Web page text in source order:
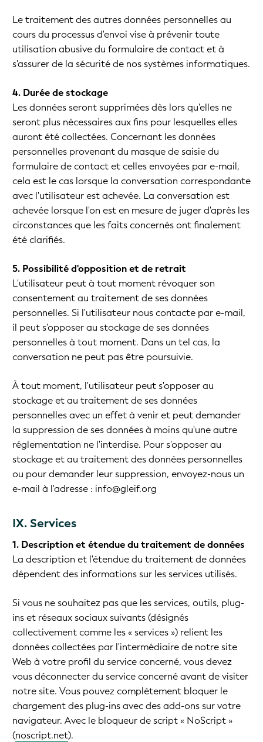
Le traitement des autres données personnelles au
cours du processus d'envoi vise à prévenir toute
utilisation abusive du formulaire de contact et à
s'assurer de la sécurité de nos systèmes informatiques.
4. Durée de stockage
Les données seront supprimées dès lors qu'elles ne
seront plus nécessaires aux fins pour lesquelles elles
auront été collectées. Concernant les données
personnelles provenant du masque de saisie du
formulaire de contact et celles envoyées par e-mail,
cela est le cas lorsque la conversation correspondante
avec l'utilisateur est achevée. La conversation est
achevée lorsque l'on est en mesure de juger d'après les
circonstances que les faits concernés ont finalement
été clarifiés.
5. Possibilité d'opposition et de retrait
L'utilisateur peut à tout moment révoquer son
consentement au traitement de ses données
personnelles. Si l'utilisateur nous contacte par e-mail,
il peut s'opposer au stockage de ses données
personnelles à tout moment. Dans un tel cas, la
conversation ne peut pas être poursuivie.
À tout moment, l'utilisateur peut s'opposer au
stockage et au traitement de ses données
personnelles avec un effet à venir et peut demander
la suppression de ses données à moins qu'une autre
réglementation ne l'interdise. Pour s'opposer au
stockage et au traitement des données personnelles
ou pour demander leur suppression, envoyez-nous un
e-mail à l'adresse : info@gleif.org
IX. Services
1. Description et étendue du traitement de données
La description et l'étendue du traitement de données
dépendent des informations sur les services utilisés.
Si vous ne souhaitez pas que les services, outils, plug-
ins et réseaux sociaux suivants (désignés
collectivement comme les « services ») relient les
données collectées par l'intermédiaire de notre site
Web à votre profil du service concerné, vous devez
vous déconnecter du service concerné avant de visiter
notre site. Vous pouvez complètement bloquer le
chargement des plug-ins avec des add-ons sur votre
navigateur. Avec le bloqueur de script « NoScript »
(noscript.net).